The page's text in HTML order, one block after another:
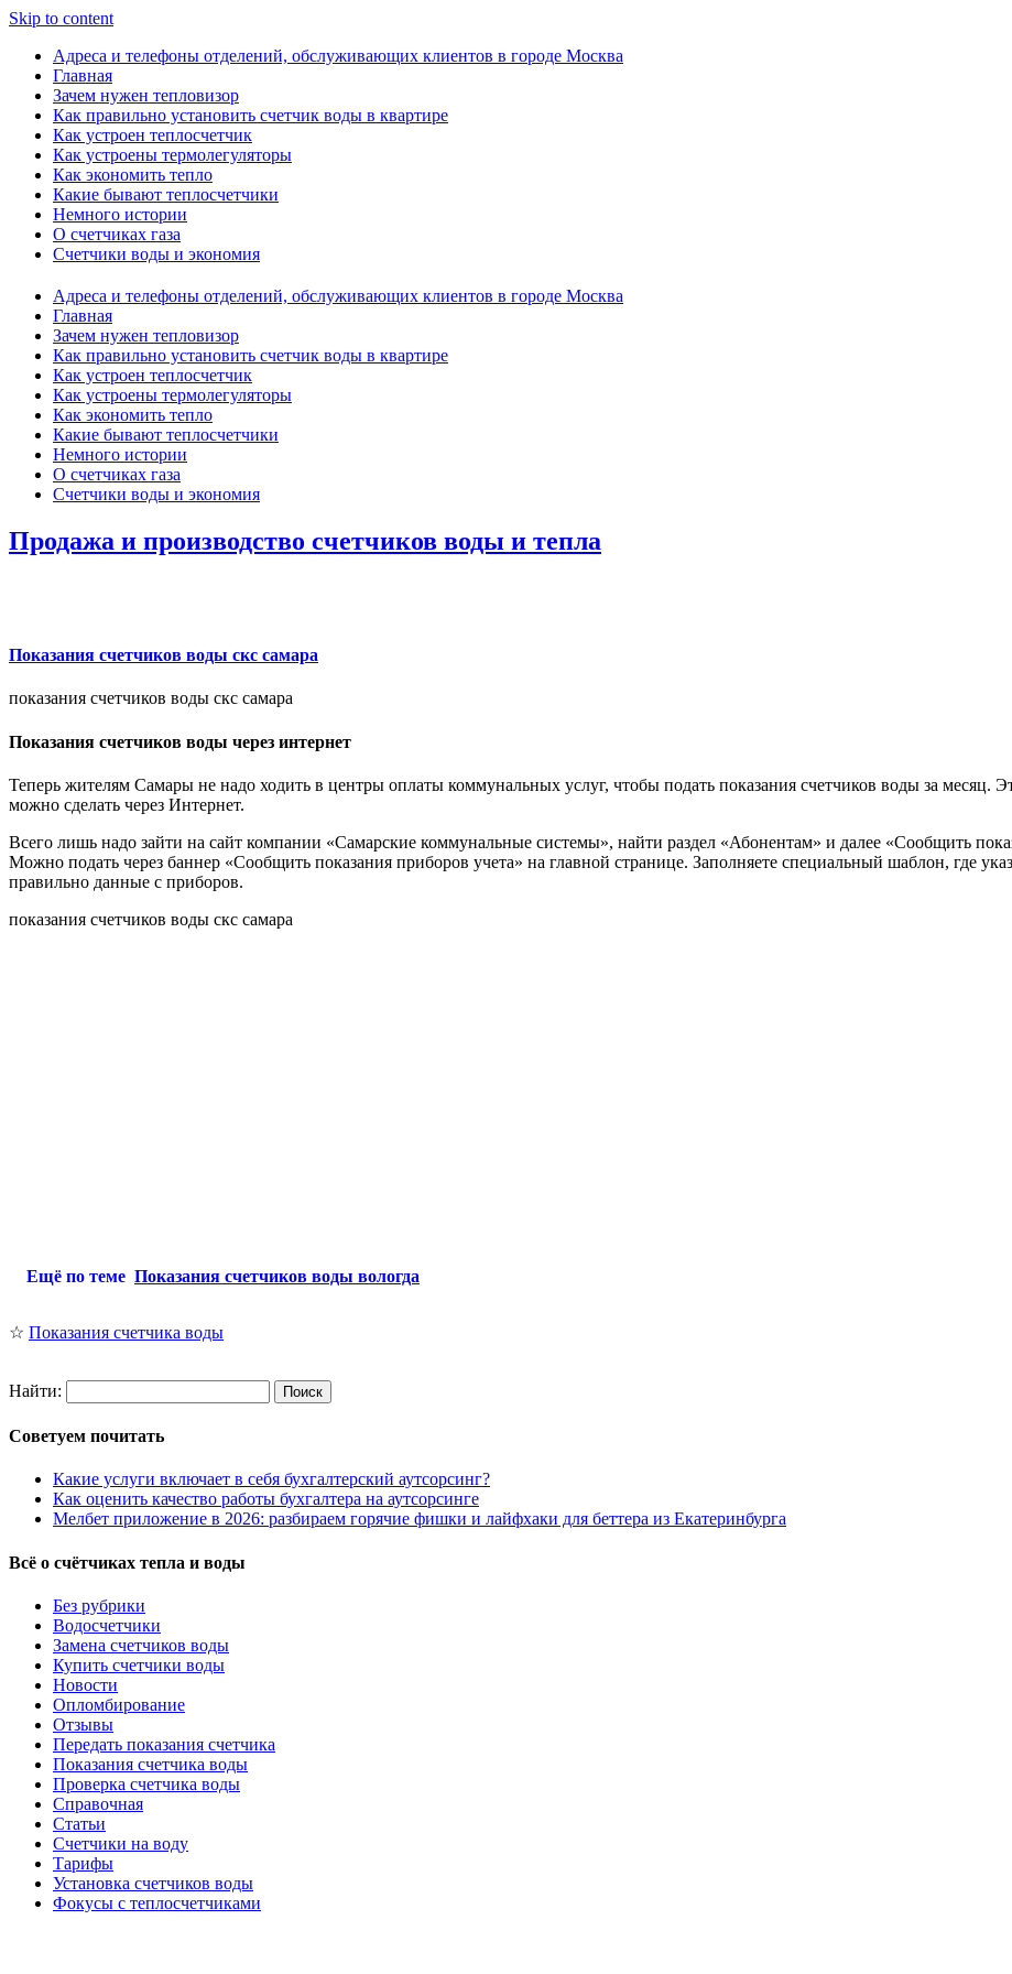
Skip to content
Адреса и телефоны отделений, обслуживающих клиентов в городе Москва
Главная
Зачем нужен тепловизор
Как правильно установить счетчик воды в квартире
Как устроен теплосчетчик
Как устроены термолегуляторы
Как экономить тепло
Какие бывают теплосчетчики
Немного истории
О счетчиках газа
Счетчики воды и экономия
Адреса и телефоны отделений, обслуживающих клиентов в городе Москва
Главная
Зачем нужен тепловизор
Как правильно установить счетчик воды в квартире
Как устроен теплосчетчик
Как устроены термолегуляторы
Как экономить тепло
Какие бывают теплосчетчики
Немного истории
О счетчиках газа
Счетчики воды и экономия
Продажа и производство счетчиков воды и тепла
Показания счетчиков воды скс самара
показания счетчиков воды скс самара
Показания счетчиков воды через интернет
Теперь жителям Самары не надо ходить в центры оплаты коммунальных услуг, чтобы подать показания счетчиков воды за месяц.
можно сделать через Интернет.
Всего лишь надо зайти на сайт компании «Самарские коммунальные системы», найти раздел «Абонентам» и далее «Сообщить
Можно подать через баннер «Сообщить показания приборов учета» на главной странице. Заполняете специальный шаблон, где
правильно данные с приборов.
показания счетчиков воды скс самара
Ещё по теме Показания счетчиков воды вологда
☆ Показания счетчика воды
Найти:
Советуем почитать
Какие услуги включает в себя бухгалтерский аутсорсинг?
Как оценить качество работы бухгалтера на аутсорсинге
Мелбет приложение в 2026: разбираем горячие фишки и лайфхаки для беттера из Екатеринбурга
Всё о счётчиках тепла и воды
Без рубрики
Водосчетчики
Замена счетчиков воды
Купить счетчики воды
Новости
Опломбирование
Отзывы
Передать показания счетчика
Показания счетчика воды
Проверка счетчика воды
Справочная
Статьи
Счетчики на воду
Тарифы
Установка счетчиков воды
Фокусы с теплосчетчиками